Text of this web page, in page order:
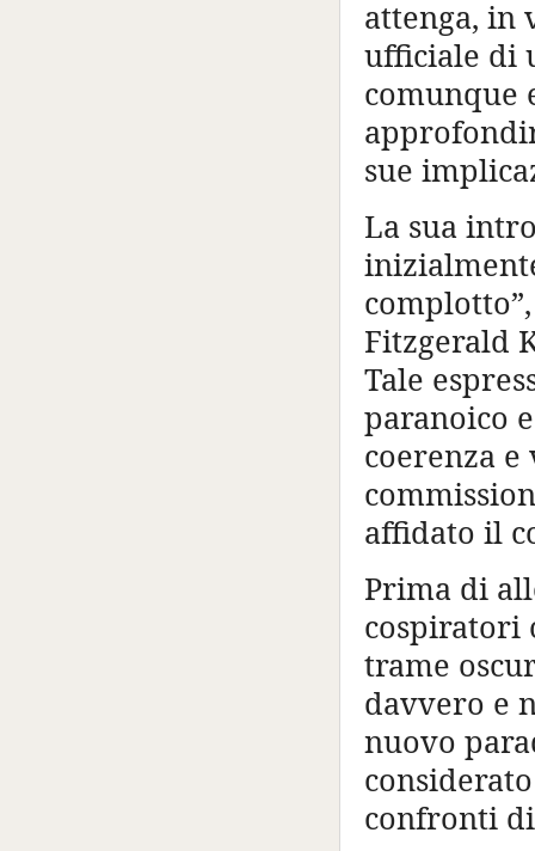
attenga, in
ufficiale di
comunque
sue
La sua
Fitzgerald
Tale
paranoico
coerenza
affidato il
Prima di
cospiratori
trame
davvero e
nuovo
confronti